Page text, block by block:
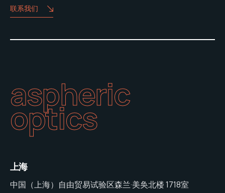
联系我们
aspheric
optics
上海
中国（上海）自由贸易试验区森兰·美奂北楼 1718室